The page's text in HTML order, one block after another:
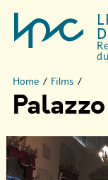
Home / Films /